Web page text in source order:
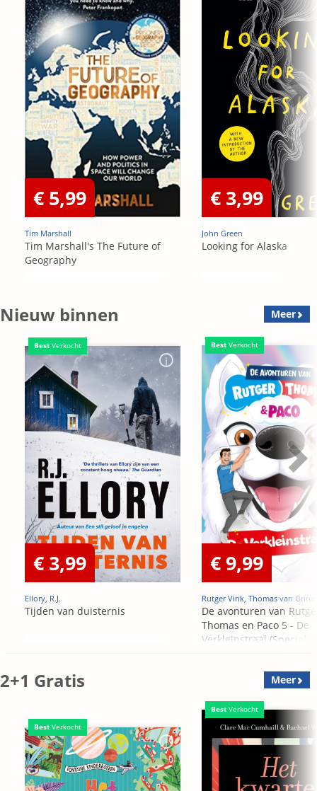
€ 5,99
Tim Marshall
Tim Marshall's The Future of
Geography
€ 3,99
John Green
Looking for Alaska
Nieuw binnen Meer
Best Verkocht
€ 3,99
Ellory, R.J.
Tijden van duisternis
Best Verkocht
€ 9,99
Rutger Vink, Thomas van
De avonturen van
Thomas en Paco 5 - De
Verkleinstraal (Special
2+1 Gratis Meer
Best Verkocht
Best Verkocht